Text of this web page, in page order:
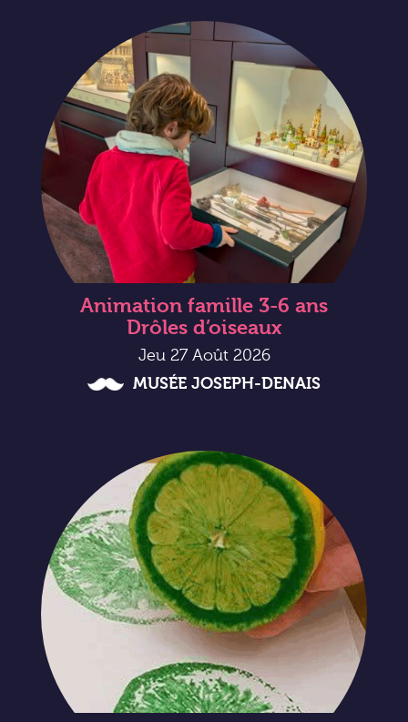
Animation famille 3-6 ans
Drôles d’oiseaux
Jeu 27 Août 2026
MUSÉE JOSEPH-DENAIS